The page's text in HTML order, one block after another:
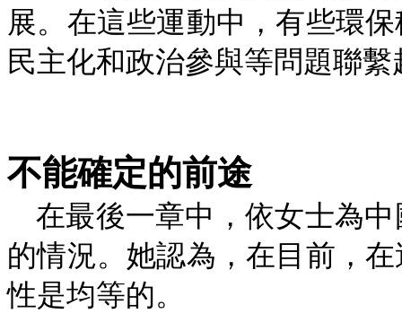
展。在這些運動中，有些環
民主化和政治參與等問題聯繫
不能確定的前途
在最後一章中，依女士為
的情況。她認為，在目前，
性是均等的。